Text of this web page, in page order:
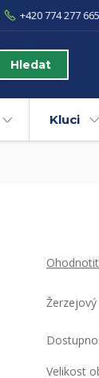
Hledat
+420 774 277 665
Kluci
Velikost